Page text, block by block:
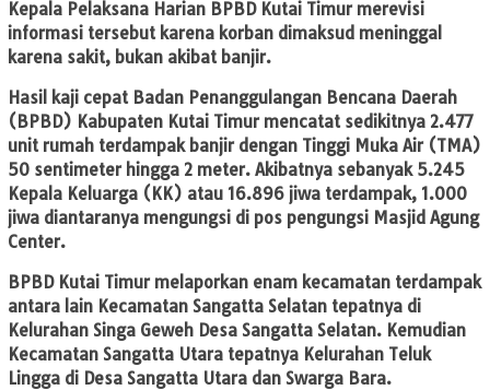
Kepala Pelaksana Harian BPBD Kutai Timur merevisi
informasi tersebut karena korban dimaksud meninggal
karena sakit, bukan akibat banjir.
Hasil kaji cepat Badan Penanggulangan Bencana Daerah
(BPBD) Kabupaten Kutai Timur mencatat sedikitnya 2.477
unit rumah terdampak banjir dengan Tinggi Muka Air (TMA)
50 sentimeter hingga 2 meter. Akibatnya sebanyak 5.245
Kepala Keluarga (KK) atau 16.896 jiwa terdampak, 1.000
jiwa diantaranya mengungsi di pos pengungsi Masjid Agung
Center.
BPBD Kutai Timur melaporkan enam kecamatan terdampak
antara lain Kecamatan Sangatta Selatan tepatnya di
Kelurahan Singa Geweh Desa Sangatta Selatan. Kemudian
Kecamatan Sangatta Utara tepatnya Kelurahan Teluk
Lingga di Desa Sangatta Utara dan Swarga Bara.